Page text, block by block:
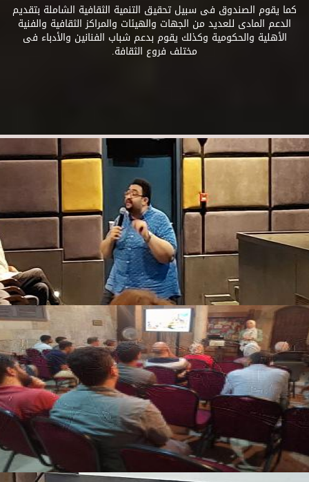
كما يقوم الصندوق فى سبيل تحقيق التنمية الثقافية الشاملة بتقديم
الدعم المادى للعديد من الجهات والهيئات والمراكز الثقافية والفنية
الأهلية والحكومية وكذلك يقوم بدعم شباب الفنانين والأدباء فى
مختلف فروع الثقافة.